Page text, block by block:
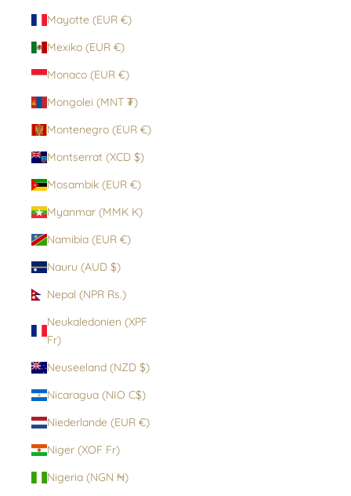
Mayotte (EUR €)
Mexiko (EUR €)
Monaco (EUR €)
Mongolei (MNT ₮)
Montenegro (EUR €)
Montserrat (XCD $)
Mosambik (EUR €)
Myanmar (MMK K)
Namibia (EUR €)
Nauru (AUD $)
Nepal (NPR Rs.)
Neukaledonien (XPF
Fr)
Neuseeland (NZD $)
Nicaragua (NIO C$)
Niederlande (EUR €)
Niger (XOF Fr)
Nigeria (NGN ₦)